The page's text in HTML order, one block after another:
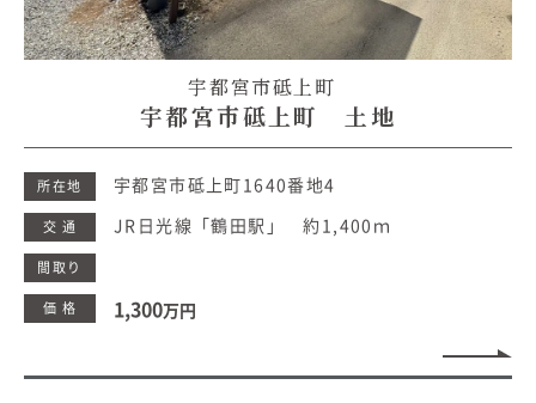
宇都宮市砥上町
宇都宮市砥上町 土地
所在地 宇都宮市砥上町1640番地4
交 通 JR日光線「鶴田駅」 約1,400ｍ
間取り
価 格
1,300万円